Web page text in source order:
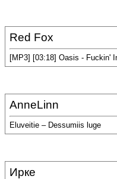
Red Fox
[MP3] [03:18] Oasis - Fuckin'
AnneLinn
Eluveitie – Dessumiis luge
Ирке